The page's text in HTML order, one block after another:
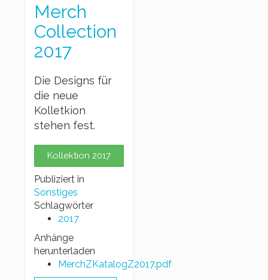
Merch
Collection
2017
Die Designs für
die neue
Kolletkion
stehen fest.
Kollektion 2017
Publiziert in
Sonstiges
Schlagwörter
2017
Anhänge
herunterladen
MerchZKatalogZ2017.pdf